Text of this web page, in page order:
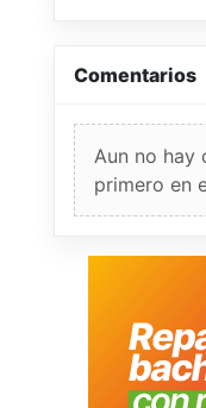
Comentarios
Aun no hay
primero en